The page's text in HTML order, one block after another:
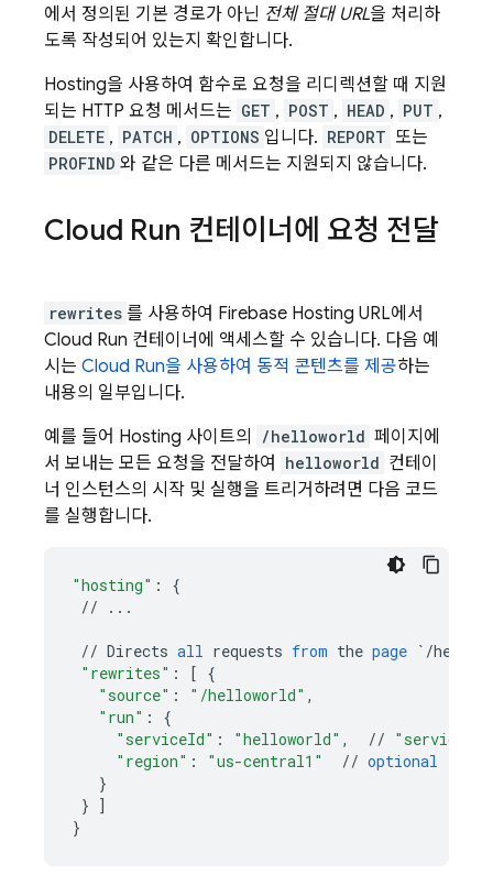
에서 정의된 기본 경로가 아닌 전체 절대 URL을 처리하
도록 작성되어 있는지 확인합니다.
Hosting을 사용하여 함수로 요청을 리디렉션할 때 지원
되는 HTTP 요청 메서드는 GET , POST , HEAD , PUT ,
DELETE , PATCH , OPTIONS 입니다. REPORT 또는
PROFIND 와 같은 다른 메서드는 지원되지 않습니다.
Cloud Run 컨테이너에 요청 전달
rewrites 를 사용하여 Firebase Hosting URL에서
Cloud Run 컨테이너에 액세스할 수 있습니다. 다음 예
시는 Cloud Run을 사용하여 동적 콘텐츠를 제공하는
내용의 일부입니다.
예를 들어 Hosting 사이트의 /helloworld 페이지에
서 보내는 모든 요청을 전달하여
helloworld 컨테이
너 인스턴스의 시작 및 실행을 트리거하려면 다음 코드
를 실행합니다.
"hosting" :
{
//
...
// Directs all requests from the page `/
"rewrites" : [ {
"source" : "/helloworld" ,
"run" :
{
"serviceId" : "helloworld" , // "service
"region" : "us-central1" // optional
}
} ]
}